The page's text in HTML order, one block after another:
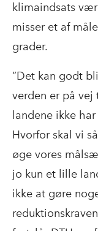
klimaindsats
misser et af
grader.
”Det kan godt
verden er på vej
landene ikke
Hvorfor skal vi
øge vores
jo kun et lille
ikke at gøre